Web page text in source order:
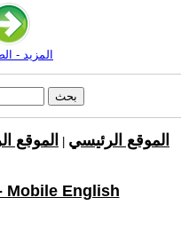
المزيد -
الموقع الرئيسي الموقع
Mobile English